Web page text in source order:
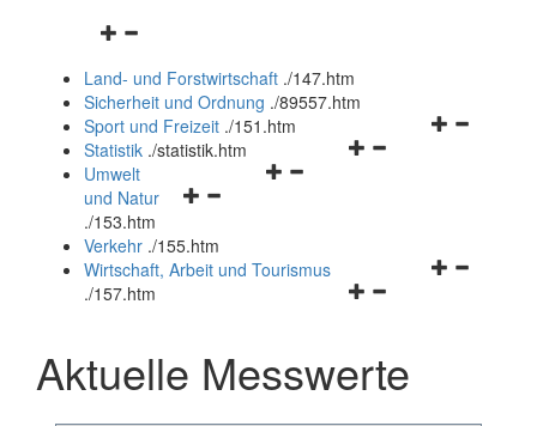
Navigationsmenü
und
schließen
Land- und Forstwirtschaft ./147.htm
Sicherheit und Ordnung ./89557.htm
Navigationsmenü
Sport und Freizeit ./151.htm
Navigationsmenü
Statistik ./statistik.htm
Navigationsmenü
und
schließen
Umwelt
und Natur
./153.htm
Verkehr ./155.htm
Navigationsmenü
schließen
Wirtschaft, Arbeit und Tourismus
./157.htm
Aktuelle Messwerte